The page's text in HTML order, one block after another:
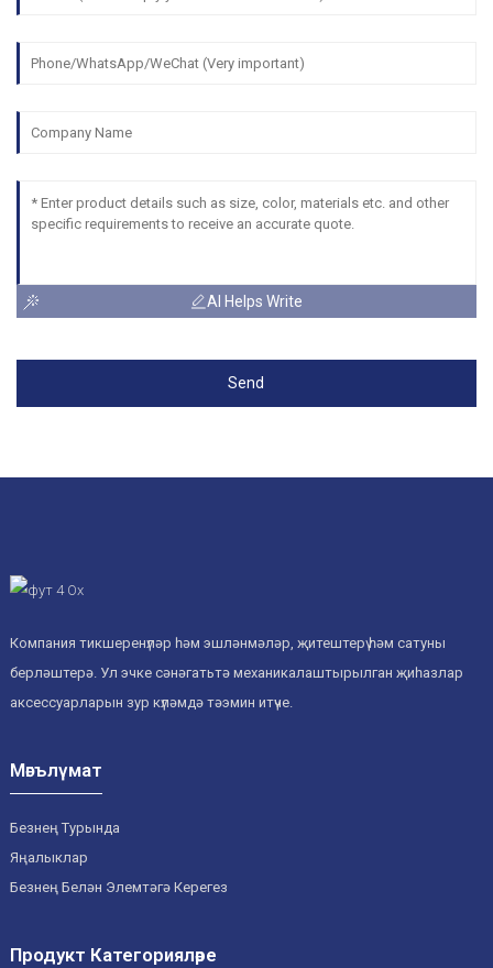
AI Helps Write
Send
Компания тикшеренүләр һәм эшләнмәләр, җитештерү һәм сатуны
берләштерә. Ул эчке сәнәгатьтә механикалаштырылган җиһазлар
аксессуарларын зур күләмдә тәэмин итүче.
Мәгълүмат
Безнең Турында
Яңалыклар
Безнең Белән Элемтәгә Керегез
Продукт Категорияләре